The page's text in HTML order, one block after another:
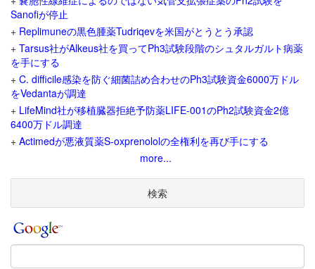
Sanofiが停止
+ Replimuneの黒色腫薬Tudriqevを米国がとうとう承認
+ Tarsus社がAlkeus社を買ってPh3試験段階のシュタルガルト病薬
を手にする
+ C. difficile感染を防ぐ細菌詰め合わせのPh3試験資金6000万ドル
をVedantaが調達
+ LifeMind社が移植臓器拒絶予防薬LIFE-001のPh2試験資金2億
6400万ドル調達
+ Actimedが悪液質薬S-oxprenololの全権利を再び手にする
more...
検索